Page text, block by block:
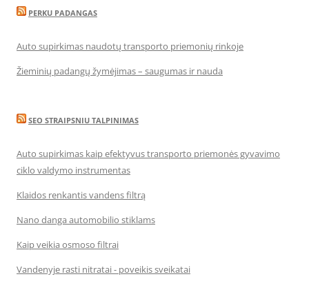
PERKU PADANGAS
Auto supirkimas naudotų transporto priemonių rinkoje
Žieminių padangų žymėjimas – saugumas ir nauda
SEO STRAIPSNIU TALPINIMAS
Auto supirkimas kaip efektyvus transporto priemonės gyvavimo
ciklo valdymo instrumentas
Klaidos renkantis vandens filtrą
Nano danga automobilio stiklams
Kaip veikia osmoso filtrai
Vandenyje rasti nitratai - poveikis sveikatai